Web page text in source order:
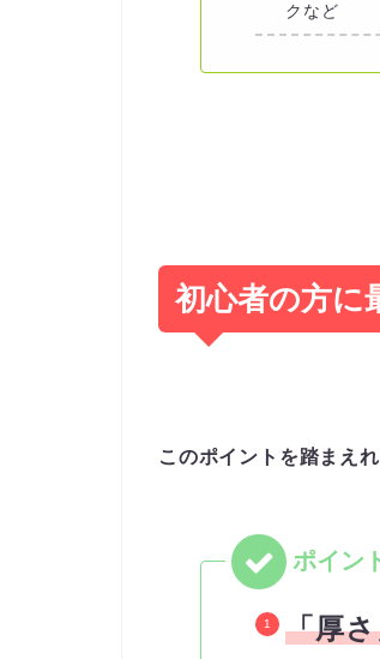
クなど
初心者の方に
このポイントを踏まえ
「厚